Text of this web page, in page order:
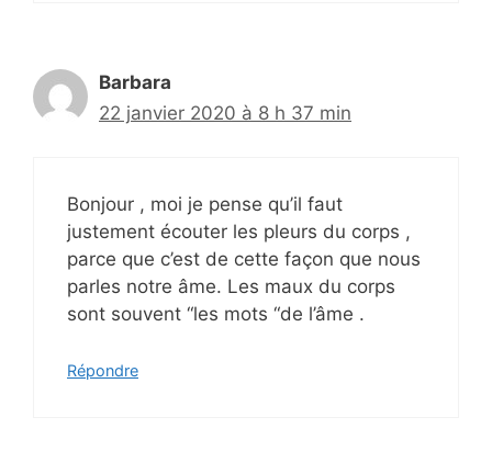
Barbara
22 janvier 2020 à 8 h 37 min
Bonjour , moi je pense qu’il faut
justement écouter les pleurs du corps ,
parce que c’est de cette façon que nous
parles notre âme. Les maux du corps
sont souvent “les mots “de l’âme .
Répondre